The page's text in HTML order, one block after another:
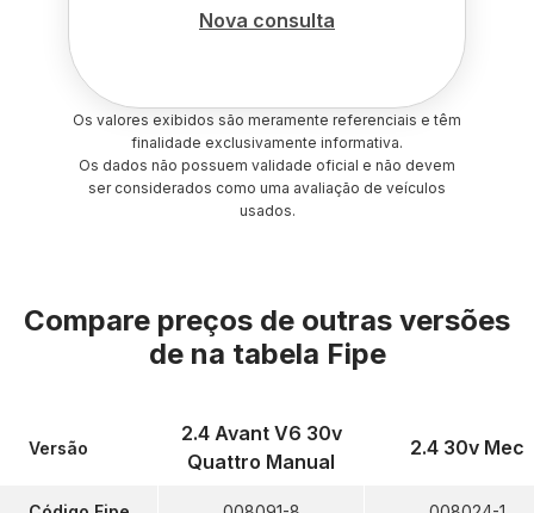
Nova consulta
Os valores exibidos são meramente referenciais e têm
finalidade exclusivamente informativa.
Os dados não possuem validade oficial e não devem
ser considerados como uma avaliação de veículos
usados.
Compare preços de outras versões
de na tabela Fipe
Versão
2.4 Avant V6 30v
Quattro Manual
2.4 30v Mec